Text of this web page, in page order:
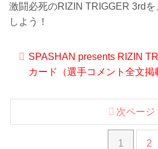
激闘必死のRIZIN TRIGGER 3rd
しよう！
SPASHAN presents RIZIN
カード（選手コメント全文掲
1 2
次ページ